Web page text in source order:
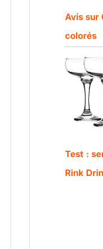
Avis sur
colorés
Test :
Rink